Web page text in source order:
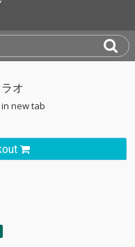
new tab